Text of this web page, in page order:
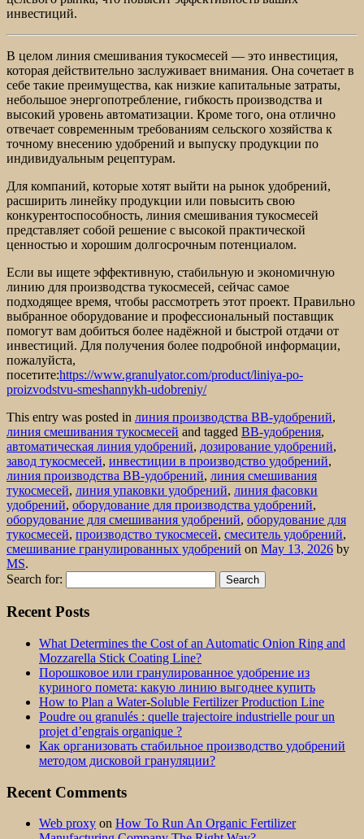
инвестиций.
В целом линия смешивания тукосмесей — это инвестиция,
которая действительно заслуживает внимания. Она сочетает в
себе такие преимущества, как низкие капитальные затраты,
небольшое энергопотребление, гибкость производства и
высокий уровень автоматизации. Кроме того, она отлично
отвечает современным требованиям сельского хозяйства к
точному внесению удобрений и выпуску продукции по
индивидуальным рецептурам.
Для компаний, которые хотят выйти на рынок удобрений,
расширить линейку продукции или повысить свою
конкурентоспособность, линия смешивания тукосмесей
представляет собой решение с высокой практической
ценностью и хорошим долгосрочным потенциалом.
Если вы ищете эффективную, стабильную и экономичную
линию для производства тукосмесей, сейчас самое
подходящее время, чтобы рассмотреть этот проект. Правильно
выбранное оборудование и профессиональный поставщик
помогут вам добиться более надёжной и быстрой отдачи от
инвестиций. Для получения более подробной информации,
пожалуйста,
посетите:https://www.granulyator.com/product/liniya-po-
proizvodstvu-smeshannykh-udobreniy/
This entry was posted in линия производства BB-удобрений,
линия смешивания тукосмесей and tagged BB-удобрения,
автоматическая линия удобрений, дозирование удобрений,
завод тукосмесей, инвестиции в производство удобрений,
линия производства BB-удобрений, линия смешивания
тукосмесей, линия упаковки удобрений, линия фасовки
удобрений, оборудование для производства удобрений,
оборудование для смешивания удобрений, оборудование для
тукосмесей, производство тукосмесей, смеситель удобрений,
смешивание гранулированных удобрений on May 13, 2026 by
MS.
Search for:
Recent Posts
What Determines the Cost of an Automatic Onion Ring and
Mozzarella Stick Coating Line?
Порошковое или гранулированное удобрение из
куриного помета: какую линию выгоднее купить
How to Plan a Water-Soluble Fertilizer Production Line
Poudre ou granulés : quelle trajectoire industrielle pour un
projet d’engrais organique ?
Как организовать стабильное производство удобрений
методом дисковой грануляции?
Recent Comments
Web proxy on How To Run An Organic Fertilizer